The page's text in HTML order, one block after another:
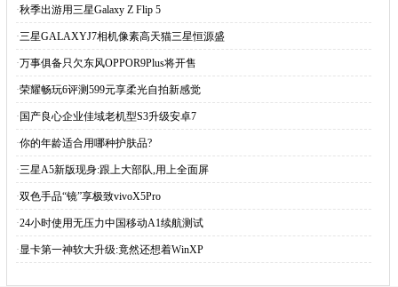
·秋季出游用三星Galaxy Z Flip 5
·三星GALAXYJ7相机像素高天猫三星恒源盛
·万事俱备只欠东风OPPOR9Plus将开售
·荣耀畅玩6评测599元享柔光自拍新感觉
· 国产良心企业佳域老机型S3升级安卓7
·你的年龄适合用哪种护肤品?
·三星A5新版现身:跟上大部队,用上全面屏
·双色手品“镜”享极致vivoX5Pro
·24小时使用无压力中国移动A1续航测试
·显卡第一神软大升级:竟然还想着WinXP